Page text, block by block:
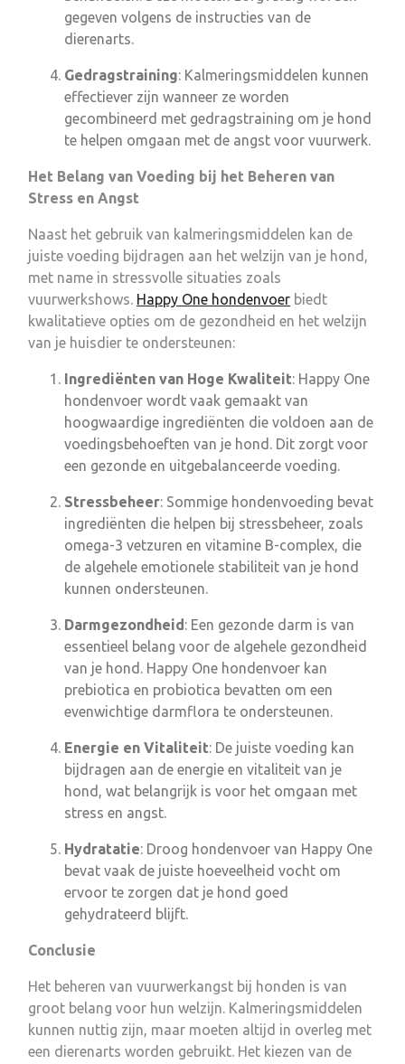
gegeven volgens de instructies van de
dierenarts.
Gedragstraining: Kalmeringsmiddelen kunnen
effectiever zijn wanneer ze worden
gecombineerd met gedragstraining om je hond
te helpen omgaan met de angst voor vuurwerk.
Het Belang van Voeding bij het Beheren van
Stress en Angst
Naast het gebruik van kalmeringsmiddelen kan de
juiste voeding bijdragen aan het welzijn van je hond,
met name in stressvolle situaties zoals
vuurwerkshows. Happy One hondenvoer biedt
kwalitatieve opties om de gezondheid en het welzijn
van je huisdier te ondersteunen:
Ingrediënten van Hoge Kwaliteit: Happy One
hondenvoer wordt vaak gemaakt van
hoogwaardige ingrediënten die voldoen aan de
voedingsbehoeften van je hond. Dit zorgt voor
een gezonde en uitgebalanceerde voeding.
Stressbeheer: Sommige hondenvoeding bevat
ingrediënten die helpen bij stressbeheer, zoals
omega-3 vetzuren en vitamine B-complex, die
de algehele emotionele stabiliteit van je hond
kunnen ondersteunen.
Darmgezondheid : Een gezonde darm is van
essentieel belang voor de algehele gezondheid
van je hond. Happy One hondenvoer kan
prebiotica en probiotica bevatten om een
evenwichtige darmflora te ondersteunen.
Energie en Vitaliteit: De juiste voeding kan
bijdragen aan de energie en vitaliteit van je
hond, wat belangrijk is voor het omgaan met
stress en angst.
Hydratatie: Droog hondenvoer van Happy One
bevat vaak de juiste hoeveelheid vocht om
ervoor te zorgen dat je hond goed
gehydrateerd blijft.
Conclusie
Het beheren van vuurwerkangst bij honden is van
groot belang voor hun welzijn. Kalmeringsmiddelen
kunnen nuttig zijn, maar moeten altijd in overleg met
een dierenarts worden gebruikt. Het kiezen van de